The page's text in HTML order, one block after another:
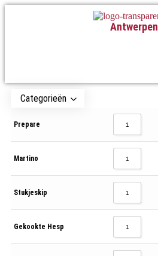
Antwerpen
Categorieën
Prepare
Martino
Stukjeskip
Gekookte Hesp